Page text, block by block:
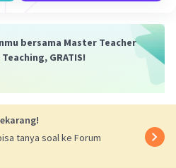
) Balas
bersama Master Teacher
GRATIS!
tanya soal ke Forum